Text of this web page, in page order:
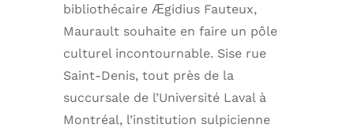
bibliothécaire Ӕgidius Fauteux,
Maurault souhaite en faire un pôle
culturel incontournable. Sise rue
Saint-Denis, tout près de la
succursale de l’Université Laval à
Montréal, l’institution sulpicienne